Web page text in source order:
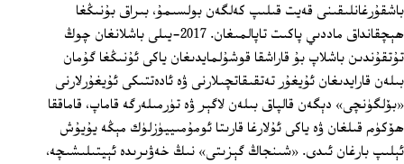
باشقۇرغانلىقىنى قەيت قىلىپ كەلگەن بولسىمۇ، بىراق بۇنىڭغا
ھېچقانداق ماددىي پاكىت تاپالمىغان. 2017-يىلى باشلانغان چوڭ
تۇتقۇندىن باشلاپ بۇ قاراشقا قوشۇلمايدىغان ياكى ئۇنىڭغا گۇمان
بىلەن قارايدىغان ئۇيغۇر تەتقىقاتچىلارنى ۋە ئادەتتىكى ئۇيغۇرلارنى
«بۆلگۈنچى» دېگەن قالپاق بىلەن لاگېر ۋە تۈرمىلەرگە قاماپ، قاماققا
ھۆكۈم قىلغان ۋە ياكى ئۇلارغا قارىتا ئومۇمىييۈزلۈك مېڭە يۇيۇش
ئېلىپ بارغان ئىدى. «شىنجاڭ گېزىتى» نىڭ خەۋىرىدە ئېيتىلىشىچە،